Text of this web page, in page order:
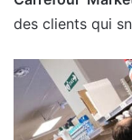
des clients qui